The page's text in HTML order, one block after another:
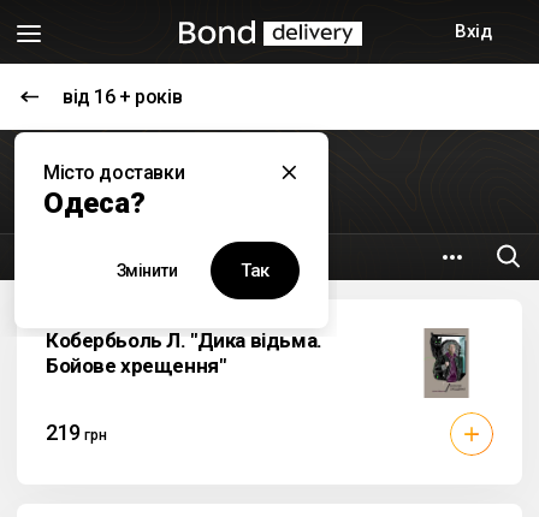
Місто доставки
Одеса?
Змінити Так
Вхід
BIG BOOK
4.5 км
Книги
від 16 + років
Кобербьоль Л. "Дика відьма.
Бойове хрещення"
219 грн